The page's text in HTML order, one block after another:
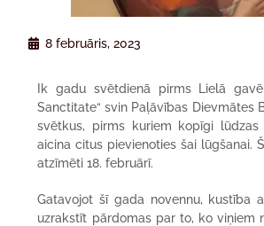
8 februāris, 2023
Ik gadu svētdienā pirms Lielā
Sanctitate“ svin Paļāvības Dievmātes
svētkus, pirms kuriem kopīgi lūdzas
aicina citus pievienoties šai lūgšanai.
atzīmēti 18. februārī.
Gatavojot šī gada novennu, kustība
uzrakstīt pārdomas par to, ko viņiem